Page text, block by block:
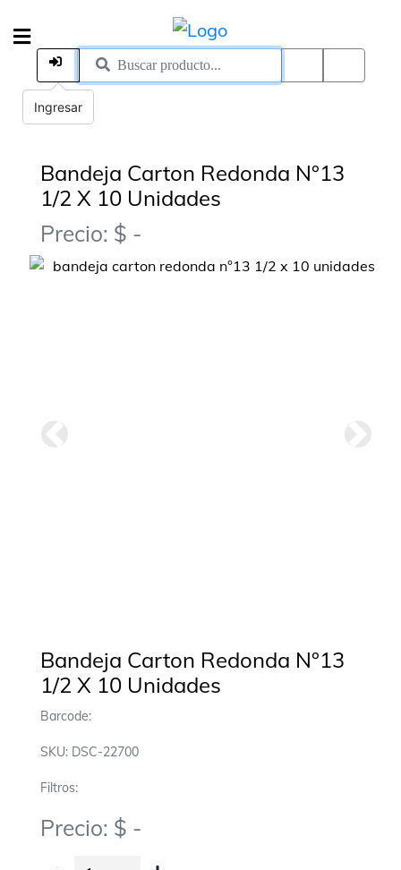
Bandeja Carton Redonda N°13
1/2 X 10 Unidades
Precio: $ -
Bandeja Carton Redonda N°13
1/2 X 10 Unidades
Barcode:
SKU: DSC-22700
Filtros:
Precio: $ -
Ingresar